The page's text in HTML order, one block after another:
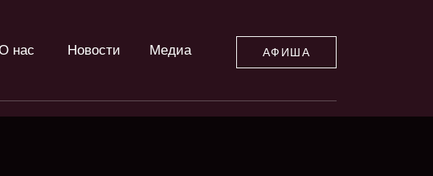
нас Новости Медиа АФИША